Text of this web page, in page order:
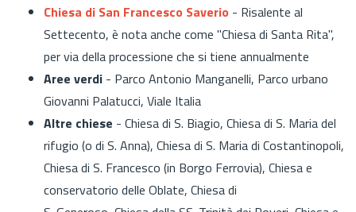
Chiesa di San Francesco Saverio - Risalente al
Settecento, è nota anche come "Chiesa di Santa Rita",
per via della processione che si tiene annualmente
Aree verdi - Parco Antonio Manganelli, Parco urbano
Giovanni Palatucci, Viale Italia
Altre chiese - Chiesa di S. Biagio, Chiesa di S. Maria del
rifugio (o di S. Anna), Chiesa di S. Maria di Costantinopoli,
Chiesa di S. Francesco (in Borgo Ferrovia), Chiesa e
conservatorio delle Oblate, Chiesa di